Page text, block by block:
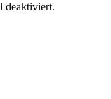
deaktiviert.